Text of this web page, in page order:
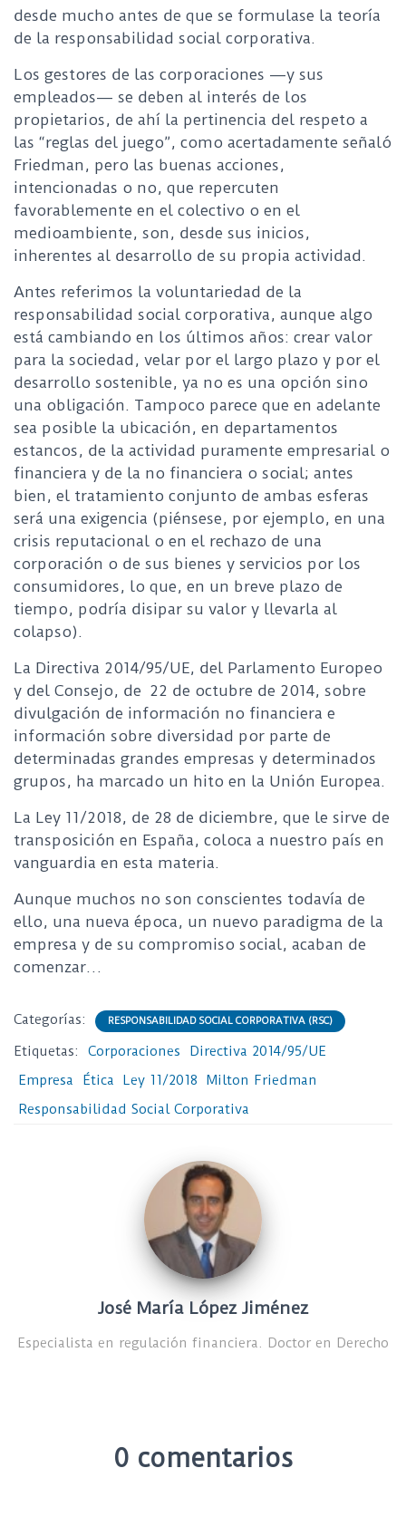
desde mucho antes de que se formulase la teoría
de la responsabilidad social corporativa.
Los gestores de las corporaciones —y sus
empleados— se deben al interés de los
propietarios, de ahí la pertinencia del respeto a
las “reglas del juego”, como acertadamente señaló
Friedman, pero las buenas acciones,
intencionadas o no, que repercuten
favorablemente en el colectivo o en el
medioambiente, son, desde sus inicios,
inherentes al desarrollo de su propia actividad.
Antes referimos la voluntariedad de la
responsabilidad social corporativa, aunque algo
está cambiando en los últimos años: crear valor
para la sociedad, velar por el largo plazo y por el
desarrollo sostenible, ya no es una opción sino
una obligación. Tampoco parece que en adelante
sea posible la ubicación, en departamentos
estancos, de la actividad puramente empresarial o
financiera y de la no financiera o social; antes
bien, el tratamiento conjunto de ambas esferas
será una exigencia (piénsese, por ejemplo, en una
crisis reputacional o en el rechazo de una
corporación o de sus bienes y servicios por los
consumidores, lo que, en un breve plazo de
tiempo, podría disipar su valor y llevarla al
colapso).
La Directiva 2014/95/UE, del Parlamento Europeo
y del Consejo, de 22 de octubre de 2014, sobre
divulgación de información no financiera e
información sobre diversidad por parte de
determinadas grandes empresas y determinados
grupos, ha marcado un hito en la Unión Europea.
La Ley 11/2018, de 28 de diciembre, que le sirve de
transposición en España, coloca a nuestro país en
vanguardia en esta materia.
Aunque muchos no son conscientes todavía de
ello, una nueva época, un nuevo paradigma de la
empresa y de su compromiso social, acaban de
comenzar…
Categorías: RESPONSABILIDAD SOCIAL CORPORATIVA (RSC)
Etiquetas: Corporaciones
Directiva 2014/95/UE
Empresa
Ética Ley 11/2018
Milton Friedman
Responsabilidad Social Corporativa
José María López Jiménez
Especialista en regulación financiera. Doctor en Derecho
0 comentarios